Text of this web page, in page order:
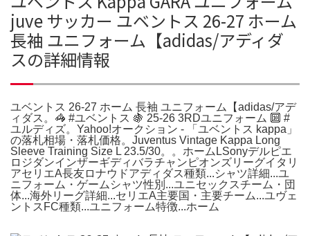
juve サッカー ユベントス 26-27 ホーム
長袖 ユニフォーム【adidas/アディダ
スの詳細情報
ユベントス 26-27 ホーム 長袖 ユニフォーム【adidas/アデ
ィダス。🦓 #ユベントス 🍇 25-26 3RDユニフォーム 🔟 #
ユルディズ。Yahoo!オークション - 「ユベントス kappa」
の落札相場・落札価格。Juventus Vintage Kappa Long
Sleeve Training Size L 23.5/30。。ホームLSonyデルピエ
ロジダンインザーギディバラチャンピオンズリーグイタリ
アセリエA長友ロナウドアディダス種類...シャツ詳細...ユ
ニフォーム・ゲームシャツ性別...ユニセックスチーム・団
体...海外リーグ詳細...セリエA主要国・主要チーム...ユヴェ
ントスFC種類...ユニフォーム特徴...ホーム